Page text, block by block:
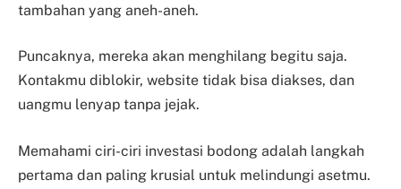
tambahan yang aneh-aneh.
Puncaknya, mereka akan menghilang begitu saja.
Kontakmu diblokir, website tidak bisa diakses, dan
uangmu lenyap tanpa jejak.
Memahami ciri-ciri investasi bodong adalah langkah
pertama dan paling krusial untuk melindungi asetmu.